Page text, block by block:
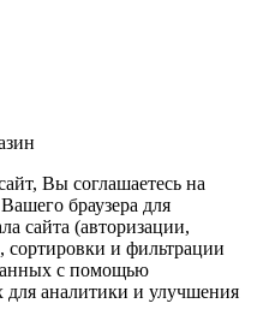
Вы соглашаетесь на
браузера для
сайта (авторизации,
сортировки и фильтрации
с помощью
аналитики и улучшения